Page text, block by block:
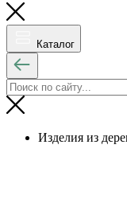
Каталог
Изделия из